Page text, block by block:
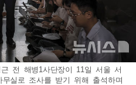
전 해병1사단장이 11일 서울 서
실로 조사를 받기 위해 출석하며